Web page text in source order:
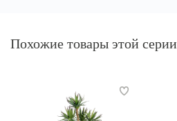
Похожие товары этой серии